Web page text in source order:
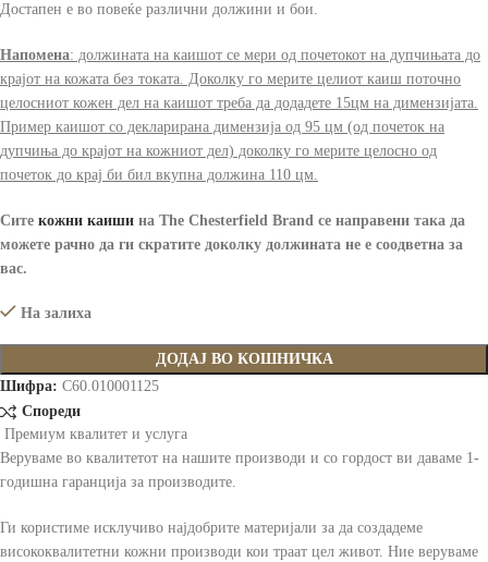
Достапен е во повеќе различни должини и бои.
Напомена: должината на каишот се мери од почетокот на дупчињата до
крајот на кожата без токата. Доколку го мерите целиот каиш поточно
целосниот кожен дел на каишот треба да додадете 15цм на димензијата.
Пример каишот со декларирана димензија од 95 цм (од почеток на
дупчиња до крајот на кожниот дел) доколку го мерите целосно од
почеток до крај би бил вкупна должина 110 цм.
Сите кожни каиши на The Chesterfield Brand се направени така да
можете рачно да ги скратите доколку должината не е соодветна за
вас.
На залиха
ДОДАЈ ВО КОШНИЧКА
Шифра: C60.010001125
Спореди
Премиум квалитет и услуга
Веруваме во квалитетот на нашите производи и со гордост ви даваме 1-
годишна гаранција за производите.
Ги користиме исклучиво најдобрите материјали за да создадеме
висококвалитетни кожни производи кои траат цел живот. Ние веруваме